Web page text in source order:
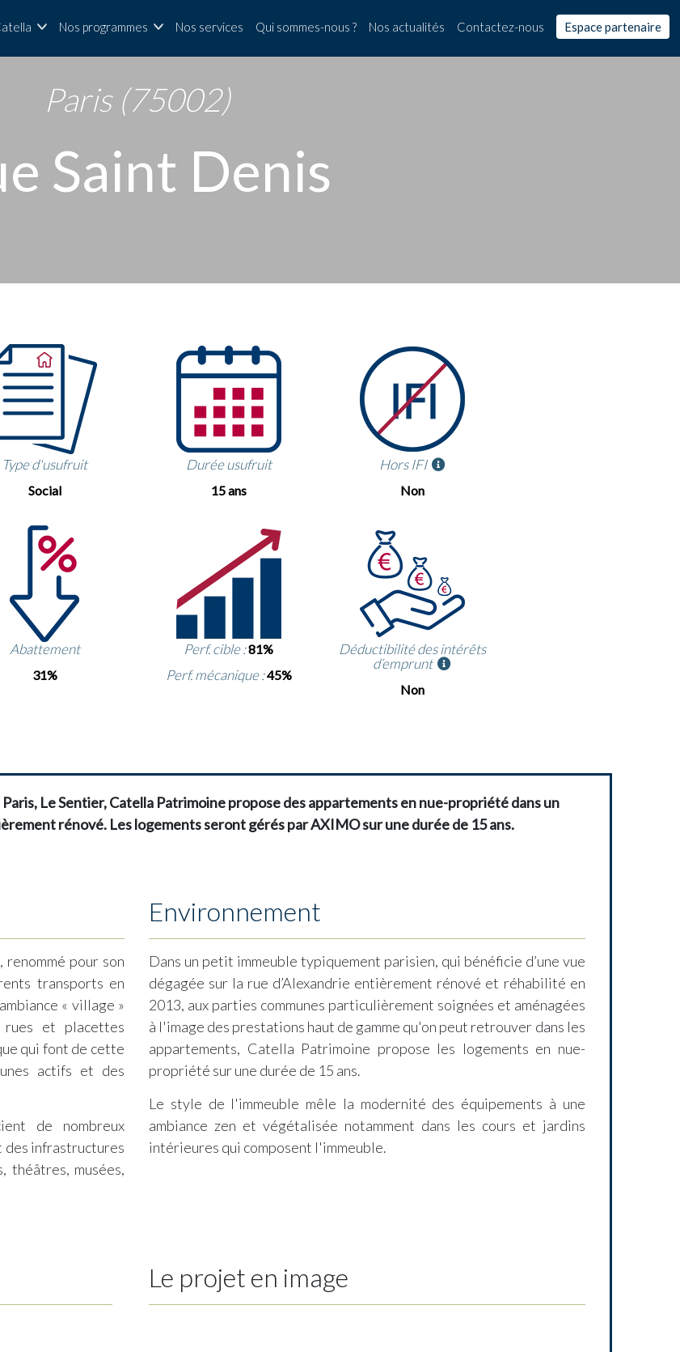
Nos programmes Nos services Qui sommes-nous ? Nos actualités Contactez-nous Espace partenaire
Paris (75002)
Saint Denis
Type d'usufruit
Social
Durée usufruit
15 ans
Hors IFI
Non
Abattement
31%
Perf. cible :81%
Perf. mécanique :45%
Déductibilité des intérêts
d’emprunt
Non
Le Sentier, Catella Patrimoine propose des appartements en nue-propriété dans un
rénové. Les logements seront gérés par AXIMO sur une durée de 15 ans.
pour son
transports en
« village »
et placettes
qui font de cette
actifs et des
de nombreux
des infrastructures
théâtres, musées,
Environnement
Dans un petit immeuble typiquement parisien, qui bénéficie d’une vue
dégagée sur la rue d’Alexandrie entièrement rénové et réhabilité en
2013, aux parties communes particulièrement soignées et aménagées
à l'image des prestations haut de gamme qu'on peut retrouver dans les
appartements, Catella Patrimoine propose les logements en nue-
propriété sur une durée de 15 ans.
Le style de l'immeuble mêle la modernité des équipements à une
ambiance zen et végétalisée notamment dans les cours et jardins
intérieures qui composent l'immeuble.
Le projet en image